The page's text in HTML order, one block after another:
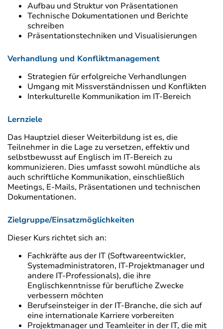
Aufbau und Struktur von Präsentationen
Technische Dokumentationen und Berichte
schreiben
Präsentationstechniken und Visualisierungen
Verhandlung und Konfliktmanagement
Strategien für erfolgreiche Verhandlungen
Umgang mit Missverständnissen und Konflikten
Interkulturelle Kommunikation im IT-Bereich
Lernziele
Das Hauptziel dieser Weiterbildung ist es, die
Teilnehmer in die Lage zu versetzen, effektiv und
selbstbewusst auf Englisch im IT-Bereich zu
kommunizieren. Dies umfasst sowohl mündliche als
auch schriftliche Kommunikation, einschließlich
Meetings, E-Mails, Präsentationen und technischen
Dokumentationen.
Zielgruppe/Einsatzmöglichkeiten
Dieser Kurs richtet sich an:
Fachkräfte aus der IT (Softwareentwickler,
Systemadministratoren, IT-Projektmanager und
andere IT-Professionals), die ihre
Englischkenntnisse für berufliche Zwecke
verbessern möchten
Berufseinsteiger in der IT-Branche, die sich auf
eine internationale Karriere vorbereiten
Projektmanager und Teamleiter in der IT, die mit